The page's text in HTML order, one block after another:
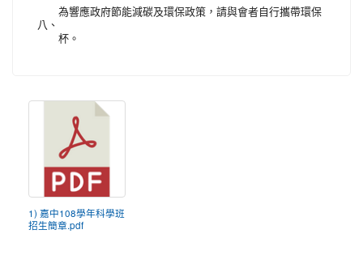
八、
為響應政府節能減碳及環保政策，請與會者自行攜帶環保
杯。
1) 嘉中108學年科學班
招生簡章.pdf